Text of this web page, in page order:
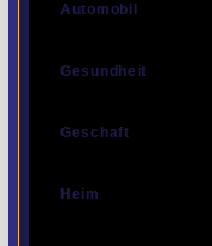
Automobil
Gesundheit
Geschaft
Heim